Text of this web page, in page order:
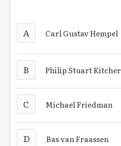
A Carl Gustav Hempel
B Philip Stuart Kitcher
C Michael Friedman
D Bas van Fraassen